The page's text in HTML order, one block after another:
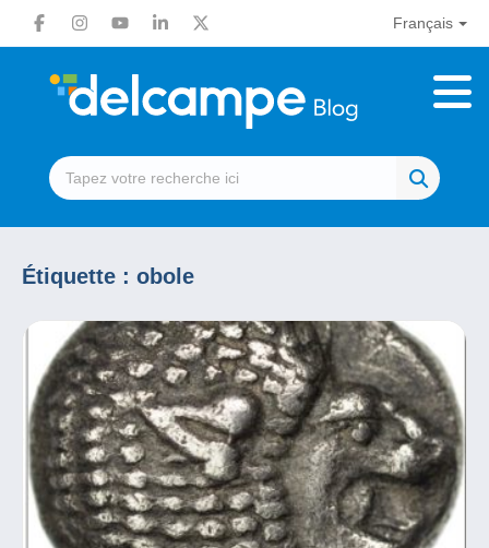
Français
Étiquette : obole